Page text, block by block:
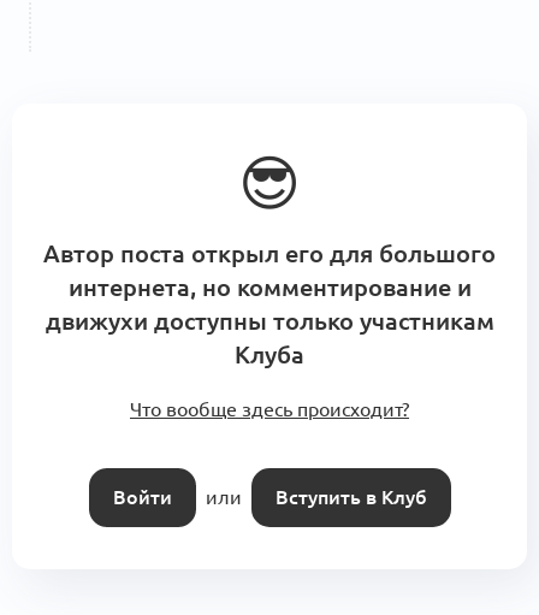
😎
Автор поста открыл его для большого
интернета, но комментирование и
движухи доступны только участникам
Клуба
Что вообще здесь происходит?
Войти или Вступить в Клуб